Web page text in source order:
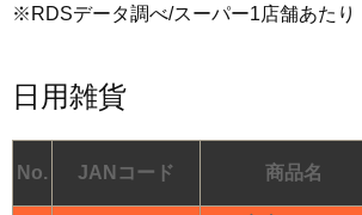
※RDSデータ調べ/スーパー1店舗あたり
日用雑貨
No. JANコード 商品名